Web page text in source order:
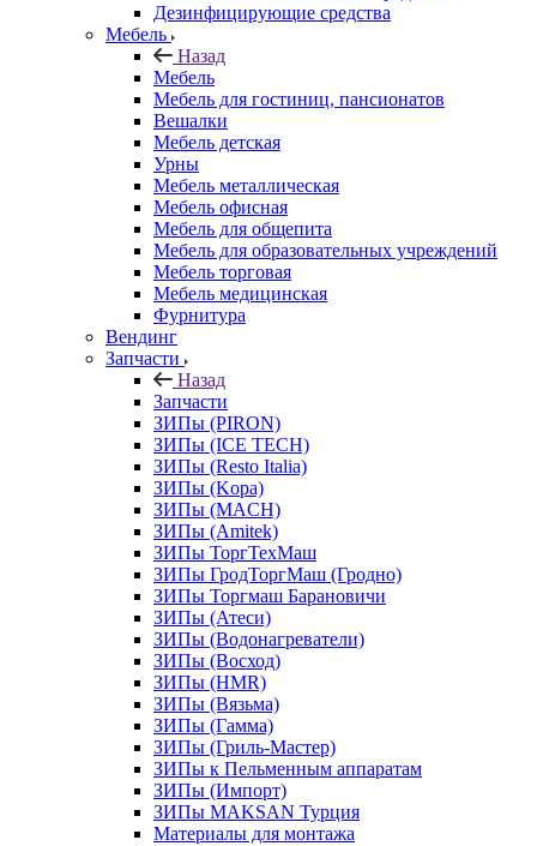
Дезинфицирующие средства
Мебель
Назад
Мебель
Мебель для гостиниц, пансионатов
Вешалки
Мебель детская
Урны
Мебель металлическая
Мебель офисная
Мебель для общепита
Мебель для образовательных учреждений
Мебель торговая
Мебель медицинская
Фурнитура
Вендинг
Запчасти
Назад
Запчасти
ЗИПы (PIRON)
ЗИПы (ICE TECH)
ЗИПы (Resto Italia)
ЗИПы (Kopa)
ЗИПы (MACH)
ЗИПы (Amitek)
ЗИПы ТоргТехМаш
ЗИПы ГродТоргМаш (Гродно)
ЗИПы Торгмаш Барановичи
ЗИПы (Атеси)
ЗИПы (Водонагреватели)
ЗИПы (Восход)
ЗИПы (HMR)
ЗИПы (Вязьма)
ЗИПы (Гамма)
ЗИПы (Гриль-Мастер)
ЗИПы к Пельменным аппаратам
ЗИПы (Импорт)
ЗИПы MAKSAN Турция
Материалы для монтажа